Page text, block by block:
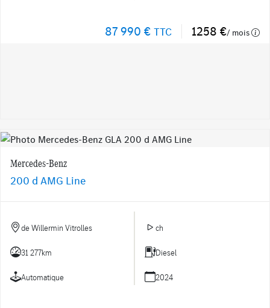
87 990 € TTC 1258 €/ mois
Mercedes-Benz
200 d AMG Line
de Willermin Vitrolles ch
31 277km Diesel
Automatique 2024